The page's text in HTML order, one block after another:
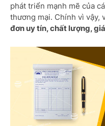
phát triển mạnh mẽ của
thương mại. Chính vì vậy,
đơn uy tín, chất lượng,